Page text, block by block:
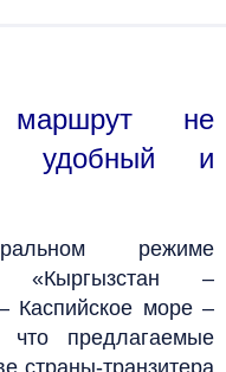
не
удобный и
режиме
«Кыргызстан –
Каспийское море –
предлагаемые
страны-транзитера